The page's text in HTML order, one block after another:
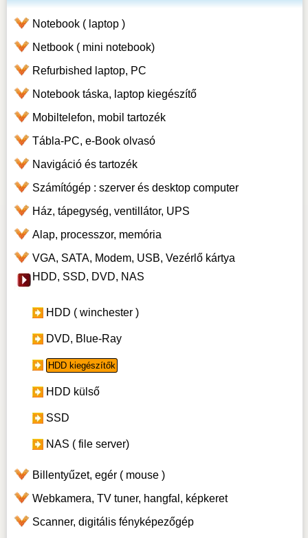
Notebook ( laptop )
Netbook ( mini notebook)
Refurbished laptop, PC
Notebook táska, laptop kiegészítő
Mobiltelefon, mobil tartozék
Tábla-PC, e-Book olvasó
Navigáció és tartozék
Számítógép : szerver és desktop computer
Ház, tápegység, ventillátor, UPS
Alap, processzor, memória
VGA, SATA, Modem, USB, Vezérlő kártya
HDD, SSD, DVD, NAS
HDD ( winchester )
DVD, Blue-Ray
HDD kiegészítők
HDD külső
SSD
NAS ( file server)
Billentyűzet, egér ( mouse )
Webkamera, TV tuner, hangfal, képkeret
Scanner, digitális fényképezőgép